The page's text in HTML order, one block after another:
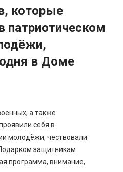
которые
патриотическом
в Доме
а также
себя в
молодёжи, чествовали
защитникам
программа, внимание,